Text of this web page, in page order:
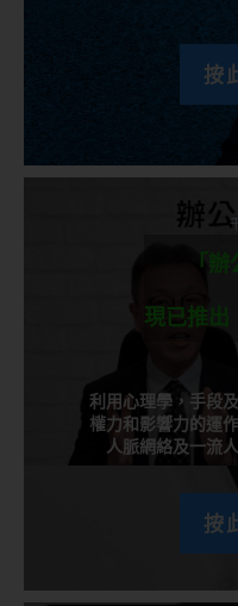
按
「
現已推出
利用心理學，手段
權力和影響力的運
人脈網絡及一流
按